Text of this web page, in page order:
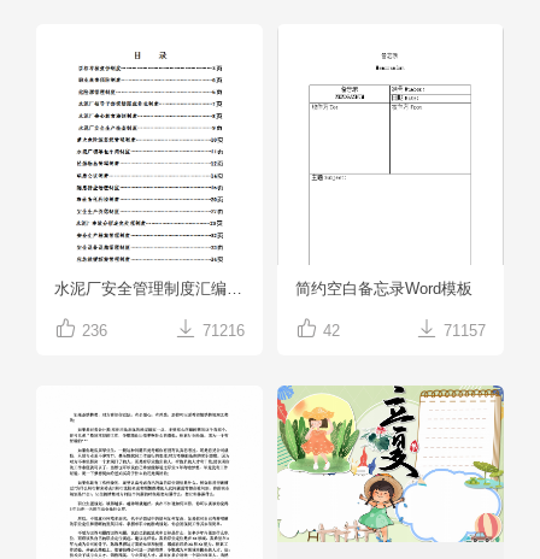
水泥厂安全管理制度汇编word模板
 236  71216
简约空白备忘录Word模板
 42  71157